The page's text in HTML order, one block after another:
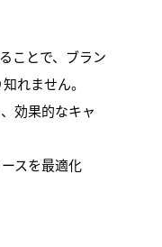
ことで、ブラン
れません。
効果的なキャ
スを最適化